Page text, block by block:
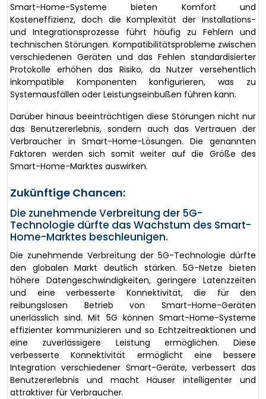
Smart-Home-Systeme bieten Komfort und
Kosteneffizienz, doch die Komplexität der Installations-
und Integrationsprozesse führt häufig zu Fehlern und
technischen Störungen. Kompatibilitätsprobleme zwischen
verschiedenen Geräten und das Fehlen standardisierter
Protokolle erhöhen das Risiko, da Nutzer versehentlich
inkompatible Komponenten konfigurieren, was zu
Systemausfällen oder Leistungseinbußen führen kann.
Darüber hinaus beeinträchtigen diese Störungen nicht nur
das Benutzererlebnis, sondern auch das Vertrauen der
Verbraucher in Smart-Home-Lösungen. Die genannten
Faktoren werden sich somit weiter auf die Größe des
Smart-Home-Marktes auswirken.
Zukünftige Chancen:
Die zunehmende Verbreitung der 5G-
Technologie dürfte das Wachstum des Smart-
Home-Marktes beschleunigen.
Die zunehmende Verbreitung der 5G-Technologie dürfte
den globalen Markt deutlich stärken. 5G-Netze bieten
höhere Datengeschwindigkeiten, geringere Latenzzeiten
und eine verbesserte Konnektivität, die für den
reibungslosen Betrieb von Smart-Home-Geräten
unerlässlich sind. Mit 5G können Smart-Home-Systeme
effizienter kommunizieren und so Echtzeitreaktionen und
eine zuverlässigere Leistung ermöglichen. Diese
verbesserte Konnektivität ermöglicht eine bessere
Integration verschiedener Smart-Geräte, verbessert das
Benutzererlebnis und macht Häuser intelligenter und
attraktiver für Verbraucher.